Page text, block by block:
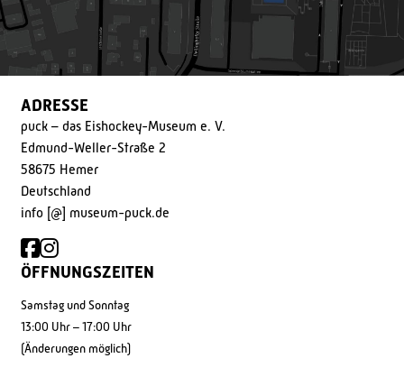
ADRESSE
puck – das Eishockey-Museum e. V.
Edmund-Weller-Straße 2
58675 Hemer
Deutschland
info [@] museum-puck.de
ÖFFNUNGSZEITEN
Samstag und Sonntag
13:00 Uhr – 17:00 Uhr
(Änderungen möglich)